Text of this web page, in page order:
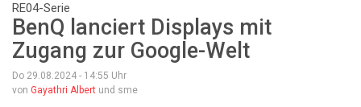
RE04-Serie
BenQ lanciert Displays mit
Zugang zur Google-Welt
Do 29.08.2024 - 14:55 Uhr
von Gayathri Albert und sme